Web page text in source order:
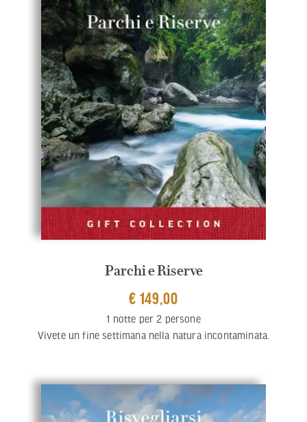
Parchi e Riserve
€ 149,00
1 notte per 2 persone
Vivete un fine settimana nella natura incontaminata.